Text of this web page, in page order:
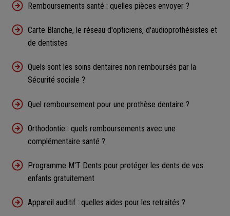
Remboursements santé : quelles pièces envoyer ?
Carte Blanche, le réseau d'opticiens, d'audioprothésistes et
de dentistes
Quels sont les soins dentaires non remboursés par la
Sécurité sociale ?
Quel remboursement pour une prothèse dentaire ?
Orthodontie : quels remboursements avec une
complémentaire santé ?
Programme M'T Dents pour protéger les dents de vos
enfants gratuitement
Appareil auditif : quelles aides pour les retraités ?